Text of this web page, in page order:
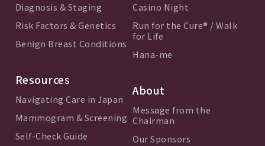
Diagnosis & Staging
Risk Factors & Genetics
Benign Breast Conditions
Resources
Navigating Care in Japan
Mammogram & Screening
Self-Check Guide
Casino Night
Run for the Cure® / Walk
for Life
Hana-me
About
Message from the
Chairman
Our Sponsors